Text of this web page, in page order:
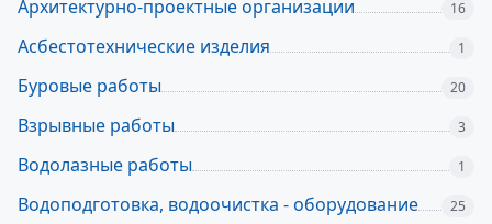
Архитектурно-проектные организации 16
Асбестотехнические изделия 1
Буровые работы 20
Взрывные работы 3
Водолазные работы 1
Водоподготовка, водоочистка - оборудование 25